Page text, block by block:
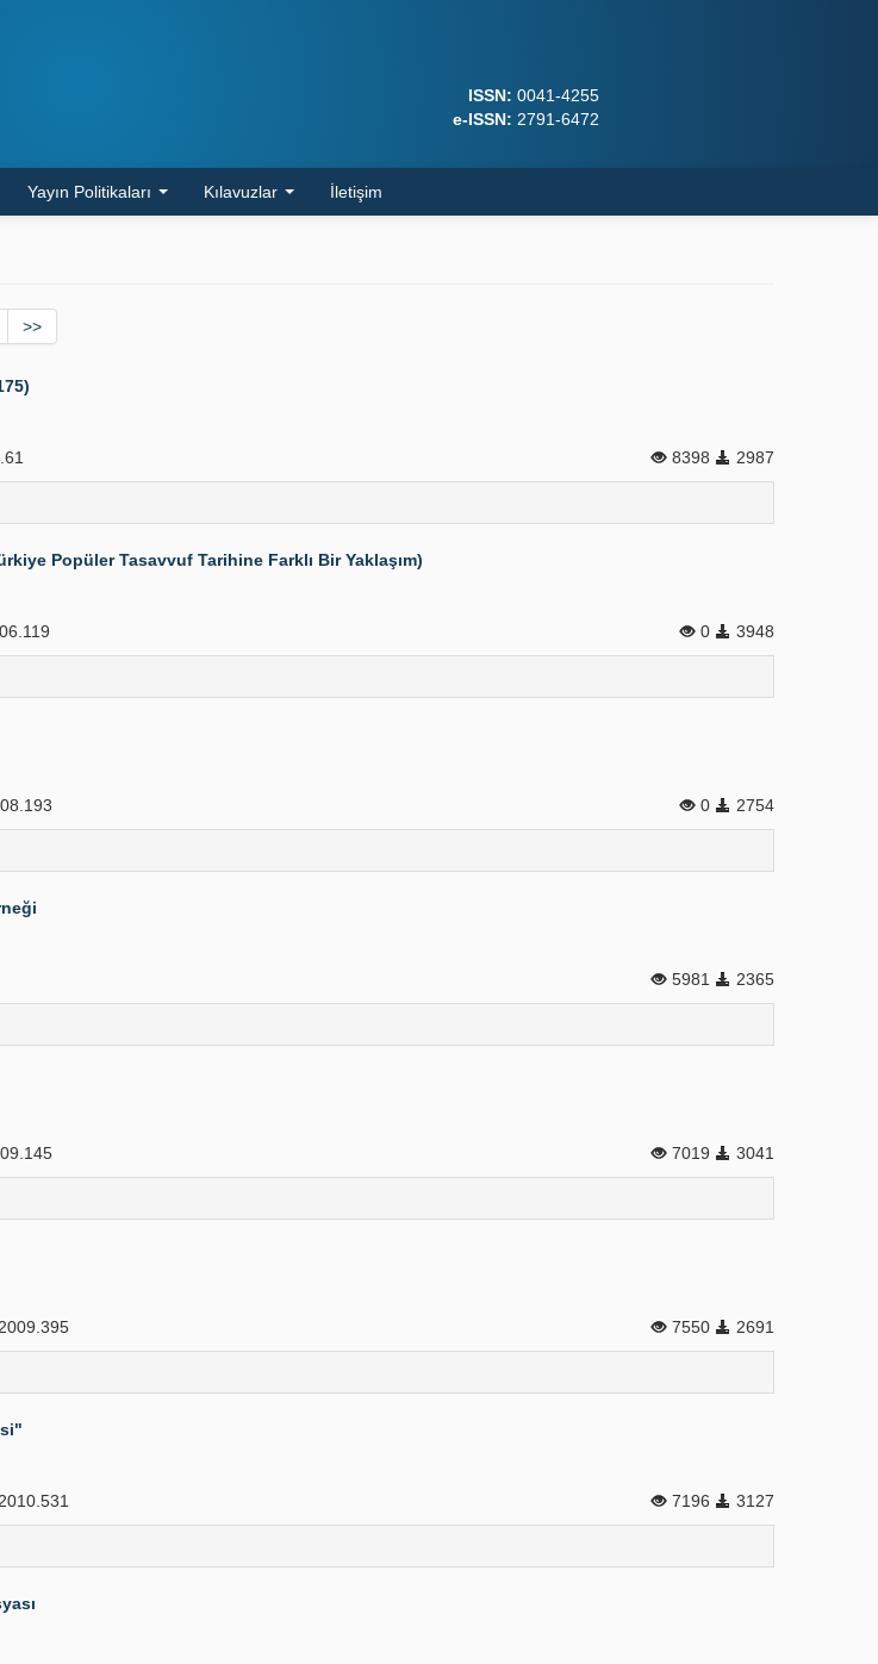
ISSN: 0041-4255
e-ISSN: 2791-6472
Yayın Politikaları Kılavuzlar İletişim
>>
8398 2987
Popüler Tasavvuf Tarihine Farklı Bir Yaklaşım)
0 3948
0 2754
5981 2365
7019 3041
7550 2691
7196 3127